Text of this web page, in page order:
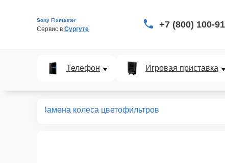
Sony Fixmaster
Сервис в Сургуте +7 (800) 100-
Телефон Игровая приставка
Замена колеса цветофильтров